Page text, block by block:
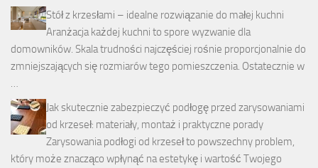
Stół z krzesłami – idealne rozwiązanie do małej kuchni
Aranżacja każdej kuchni to spore wyzwanie dla
domowników. Skala trudności najczęściej rośnie proporcjonalnie do
zmniejszających się rozmiarów tego pomieszczenia. Ostatecznie w
…
Jak skutecznie zabezpieczyć podłogę przed zarysowaniami
od krzeseł: materiały, montaż i praktyczne porady
Zarysowania podłogi od krzeseł to powszechny problem,
który może znacząco wpłynąć na estetykę i wartość Twojego